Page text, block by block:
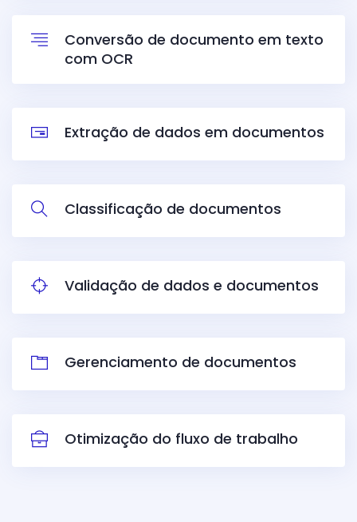
Conversão de documento em texto
com OCR
Extração de dados em documentos
Classificação de documentos
Validação de dados e documentos
Gerenciamento de documentos
Otimização do fluxo de trabalho